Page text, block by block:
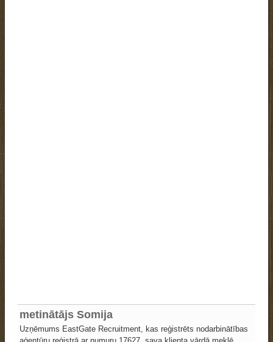
metinātājs Somija
Uzņēmums EastGate Recruitment, kas reģistrēts nodarbinātības